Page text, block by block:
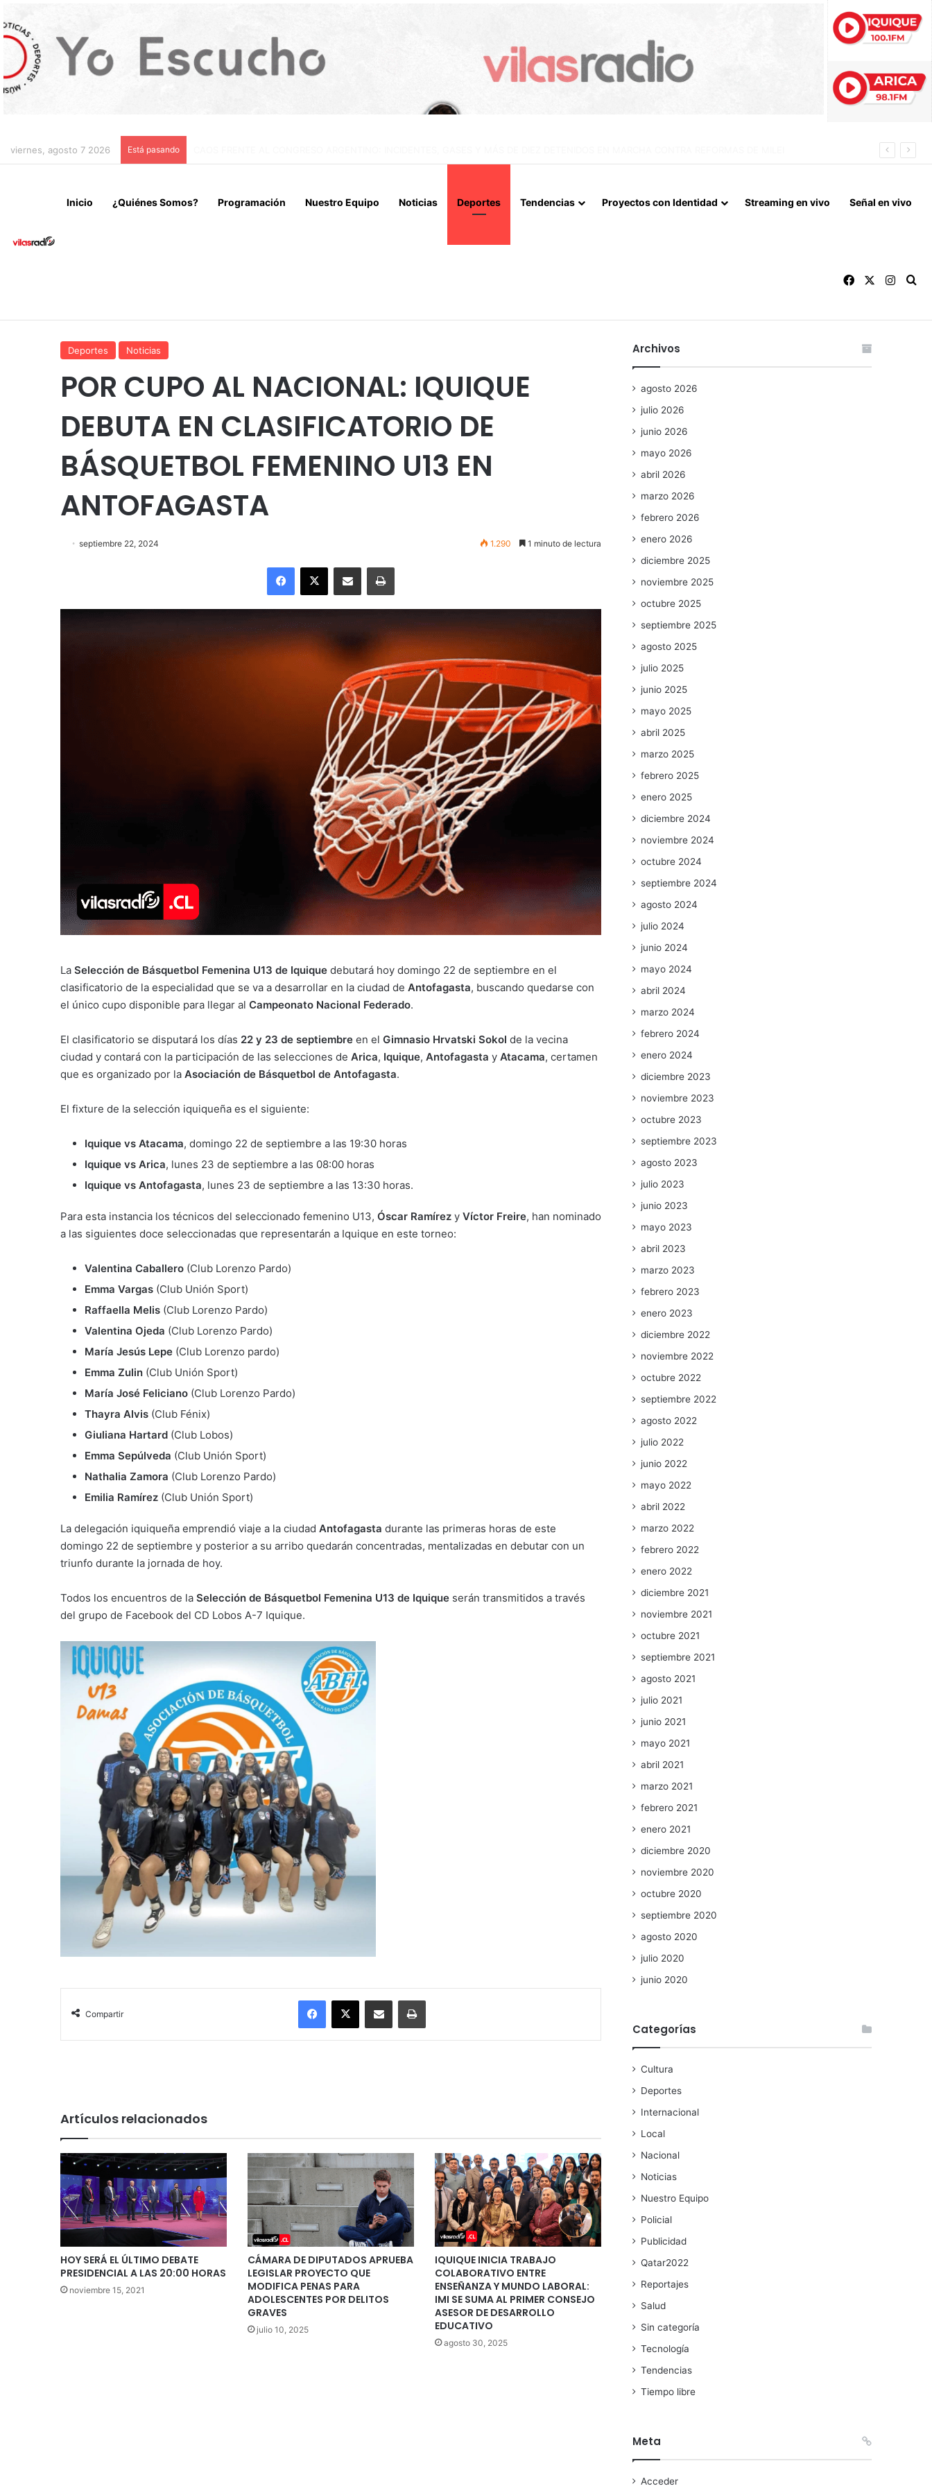
viernes, agosto 7 2026 Está pasando
Inicio ¿Quiénes Somos? Programación Nuestro Equipo Noticias Deportes Tendencias Proyectos con Identidad Streaming en vivo Señal en vivo
Facebook
Deportes Noticias
POR CUPO AL NACIONAL: IQUIQUE
DEBUTA EN CLASIFICATORIO DE
BÁSQUETBOL FEMENINO U13 EN
ANTOFAGASTA
septiembre 22, 2024 1.290 1 minuto de lectura
Facebook
X Enviar vía email Imprimir
La Selección de Básquetbol Femenina U13 de Iquique debutará hoy domingo 22 de septiembre en el
clasificatorio de la especialidad que se va a desarrollar en la ciudad de Antofagasta, buscando quedarse con
el único cupo disponible para llegar al Campeonato Nacional Federado.
El clasificatorio se disputará los días 22 y 23 de septiembre en el Gimnasio Hrvatski Sokol de la vecina
ciudad y contará con la participación de las selecciones de Arica, Iquique, Antofagasta y Atacama, certamen
que es organizado por la Asociación de Básquetbol de Antofagasta.
El fixture de la selección iquiqueña es el siguiente:
Iquique vs Atacama, domingo 22 de septiembre a las 19:30 horas
Iquique vs Arica, lunes 23 de septiembre a las 08:00 horas
Iquique vs Antofagasta, lunes 23 de septiembre a las 13:30 horas.
Para esta instancia los técnicos del seleccionado femenino U13, Óscar Ramírez y Víctor Freire, han nominado
a las siguientes doce seleccionadas que representarán a Iquique en este torneo:
Valentina Caballero (Club Lorenzo Pardo)
Emma Vargas (Club Unión Sport)
Raffaella Melis (Club Lorenzo Pardo)
Valentina Ojeda (Club Lorenzo Pardo)
María Jesús Lepe (Club Lorenzo pardo)
Emma Zulin (Club Unión Sport)
María José Feliciano (Club Lorenzo Pardo)
Thayra Alvis (Club Fénix)
Giuliana Hartard (Club Lobos)
Emma Sepúlveda (Club Unión Sport)
Nathalia Zamora (Club Lorenzo Pardo)
Emilia Ramírez (Club Unión Sport)
La delegación iquiqueña emprendió viaje a la ciudad Antofagasta durante las primeras horas de este
domingo 22 de septiembre y posterior a su arribo quedarán concentradas, mentalizadas en debutar con un
triunfo durante la jornada de hoy.
Todos los encuentros de la Selección de Básquetbol Femenina U13 de Iquique serán transmitidos a través
del grupo de Facebook del CD Lobos A-7 Iquique.
Compartir
Facebook
X Enviar vía email Imprimir
Artículos relacionados
HOY SERÁ EL ÚLTIMO DEBATE
PRESIDENCIAL A LAS 20:00 HORAS
noviembre 15, 2021
CÁMARA DE DIPUTADOS APRUEBA
LEGISLAR PROYECTO QUE
MODIFICA PENAS PARA
ADOLESCENTES POR DELITOS
GRAVES
julio 10, 2025
IQUIQUE INICIA TRABAJO
COLABORATIVO ENTRE
ENSEÑANZA Y MUNDO LABORAL:
IMI SE SUMA AL PRIMER CONSEJO
ASESOR DE DESARROLLO
EDUCATIVO
agosto 30, 2025
Archivos
agosto 2026
julio 2026
junio 2026
mayo 2026
abril 2026
marzo 2026
febrero 2026
enero 2026
diciembre 2025
noviembre 2025
octubre 2025
septiembre 2025
agosto 2025
julio 2025
junio 2025
mayo 2025
abril 2025
marzo 2025
febrero 2025
enero 2025
diciembre 2024
noviembre 2024
octubre 2024
septiembre 2024
agosto 2024
julio 2024
junio 2024
mayo 2024
abril 2024
marzo 2024
febrero 2024
enero 2024
diciembre 2023
noviembre 2023
octubre 2023
septiembre 2023
agosto 2023
julio 2023
junio 2023
mayo 2023
abril 2023
marzo 2023
febrero 2023
enero 2023
diciembre 2022
noviembre 2022
octubre 2022
septiembre 2022
agosto 2022
julio 2022
junio 2022
mayo 2022
abril 2022
marzo 2022
febrero 2022
enero 2022
diciembre 2021
noviembre 2021
octubre 2021
septiembre 2021
agosto 2021
julio 2021
junio 2021
mayo 2021
abril 2021
marzo 2021
febrero 2021
enero 2021
diciembre 2020
noviembre 2020
octubre 2020
septiembre 2020
agosto 2020
julio 2020
junio 2020
Categorías
Cultura
Deportes
Internacional
Local
Nacional
Noticias
Nuestro Equipo
Policial
Publicidad
Qatar2022
Reportajes
Salud
Sin categoría
Tecnología
Tendencias
Tiempo libre
Meta
Acceder